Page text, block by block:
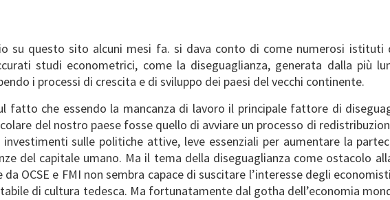
su questo sito alcuni mesi fa. si dava conto di come numerosi istituti
studi econometrici, come la diseguaglianza, generata dalla più
i processi di crescita e di sviluppo dei paesi del vecchi continente.
fatto che essendo la mancanza di lavoro il principale fattore di
del nostro paese fosse quello di avviare un processo di
sulle politiche attive, leve essenziali per aumentare la
del capitale umano. Ma il tema della diseguaglianza come ostacolo
OCSE e FMI non sembra capace di suscitare l’interesse degli
di cultura tedesca. Ma fortunatamente dal gotha dell’economia